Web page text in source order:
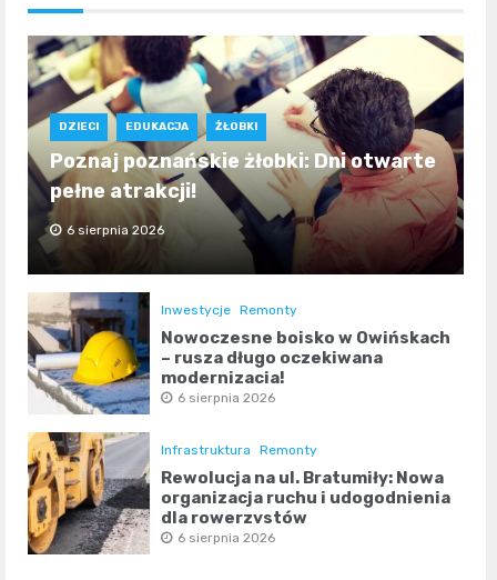
DZIECI EDUKACJA ŻŁOBKI
Poznaj poznańskie żłobki: Dni otwarte
pełne atrakcji!
6 sierpnia 2026
Inwestycje Remonty
Nowoczesne boisko w Owińskach
– rusza długo oczekiwana
modernizacja!
6 sierpnia 2026
Infrastruktura Remonty
Rewolucja na ul. Bratumiły: Nowa
organizacja ruchu i udogodnienia
dla rowerzystów
6 sierpnia 2026